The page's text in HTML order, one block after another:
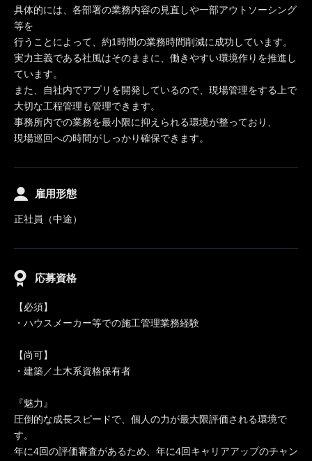
具体的には、各部署の業務内容の見直しや一部アウトソーシング
等を
行うことによって、約1時間の業務時間削減に成功しています。
実力主義である社風はそのままに、働きやすい環境作りを推進し
ています。
また、自社内でアプリを開発しているので、現場管理をする上で
大切な工程管理も管理できます。
事務所内での業務を最小限に抑えられる環境が整っており、
現場巡回への時間がしっかり確保できます。
雇用形態
正社員（中途）
応募資格
【必須】
・ハウスメーカー等での施工管理業務経験
【尚可】
・建築／土木系資格保有者
『魅力』
圧倒的な成長スピードで、個人の力が最大限評価される環境で
す。
年に4回の評価審査があるため、年に4回キャリアアップのチャン